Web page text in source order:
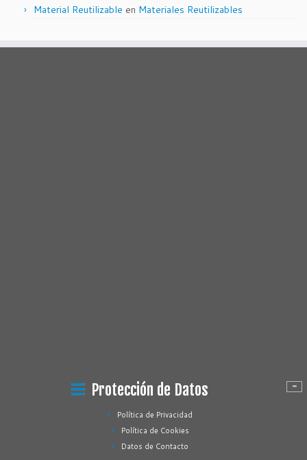
Material Reutilizable en Materiales Reutilizables
Protección de Datos
Política de Privacidad
Política de Cookies
Datos de Contacto